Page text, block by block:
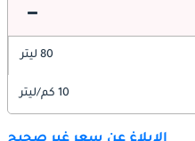
80 ليتر
10 كم/ليتر